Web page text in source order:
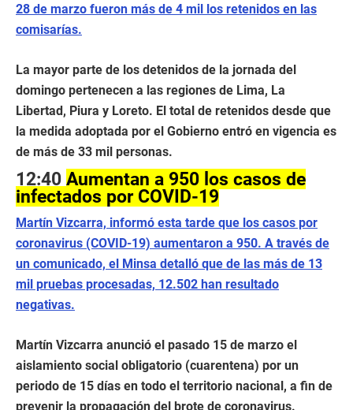
28 de marzo fueron más de 4 mil los retenidos en las
comisarías.
La mayor parte de los detenidos de la jornada del
domingo pertenecen a las regiones de Lima, La
Libertad, Piura y Loreto. El total de retenidos desde que
la medida adoptada por el Gobierno entró en vigencia es
de más de 33 mil personas.
12:40 Aumentan a 950 los casos de
infectados por COVID-19
Martín Vizcarra, informó esta tarde que los casos por
coronavirus (COVID-19) aumentaron a 950. A través de
un comunicado, el Minsa detalló que de las más de 13
mil pruebas procesadas, 12.502 han resultado
negativas.
Martín Vizcarra anunció el pasado 15 de marzo el
aislamiento social obligatorio (cuarentena) por un
periodo de 15 días en todo el territorio nacional, a fin de
prevenir la propagación del brote de coronavirus.